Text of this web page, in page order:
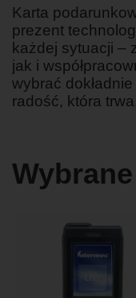
Karta
prezent
każdej sytuacji –
jak i
wybrać
radość, która trwa.